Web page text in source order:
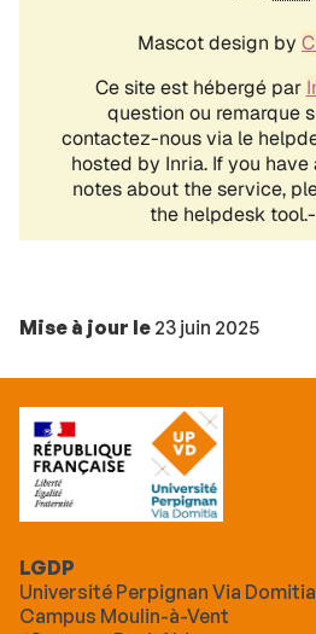
Mise à jour le 23 juin 2025
LGDP
Université Perpignan Via Domitia
Campus Moulin-à-Vent